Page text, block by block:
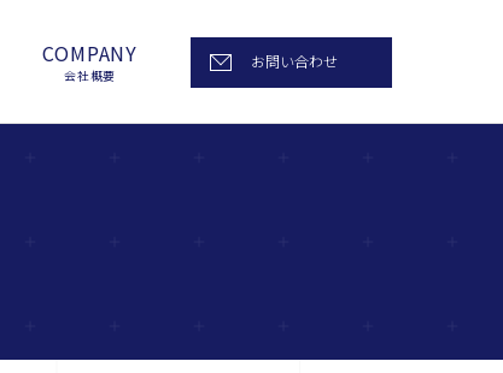
COMPANY
会社概要
お問い合わせ